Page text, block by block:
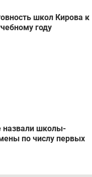
школ Кирова к
году
назвали школы-
по числу первых